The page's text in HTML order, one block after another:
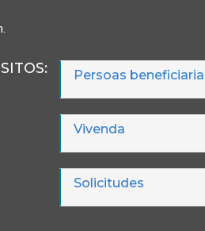
: Persoas
Vivenda
Solicitudes